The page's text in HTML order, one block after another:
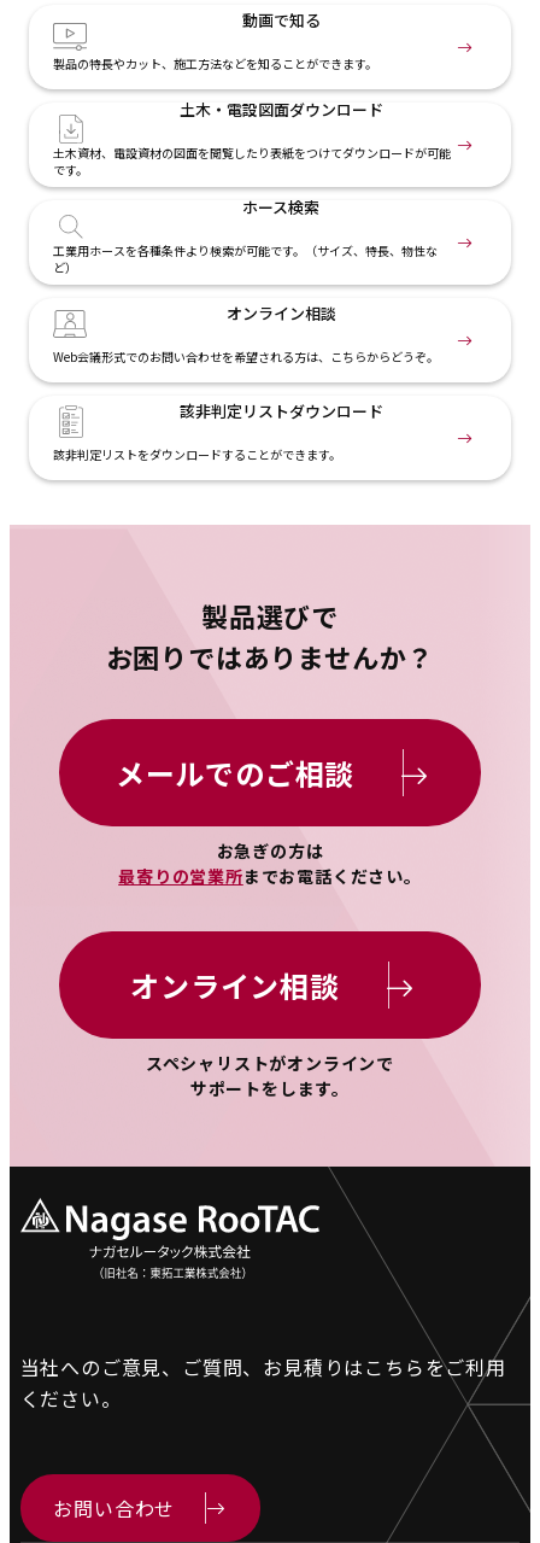
動画で知る
製品の特長やカット、施工方法などを知ることができます。
土木・電設図面ダウンロード
土木資材、電設資材の図面を閲覧したり表紙をつけてダウンロードが可能
です。
ホース検索
工業用ホースを各種条件より検索が可能です。（サイズ、特長、物性な
ど）
オンライン相談
Web会議形式でのお問い合わせを希望される方は、こちらからどうぞ。
該非判定リストダウンロード
該非判定リストをダウンロードすることができます。
製品選びで
お困りではありませんか？
メールでのご相談
お急ぎの方は
最寄りの営業所までお電話ください。
オンライン相談
スペシャリストがオンラインで
サポートをします。
当社へのご意見、ご質問、お見積りはこちらをご利用
ください。
お問い合わせ